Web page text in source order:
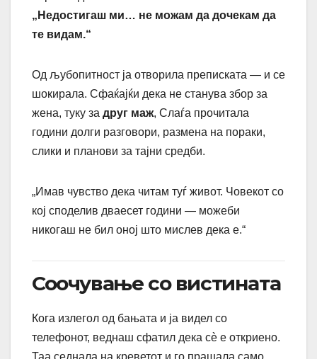
„Недостигаш ми… не можам да дочекам да
те видам.“
Од љубопитност ја отворила преписката — и се
шокирала. Сфаќајќи дека не станува збор за
жена, туку за друг маж, Слаѓа прочитала
години долги разговори, размена на пораки,
слики и планови за тајни средби.
„Имав чувство дека читам туѓ живот. Човекот со
кој споделив дваесет години — можеби
никогаш не бил оној што мислев дека е.“
Соочување со вистината
Кога излегол од бањата и ја видел со
телефонот, веднаш сфатил дека сè е откриено.
Таа седнала на креветот и го прашала само